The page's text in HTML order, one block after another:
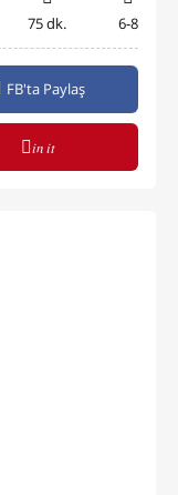
75 dk. 6-8
FB'ta Paylaş
in it